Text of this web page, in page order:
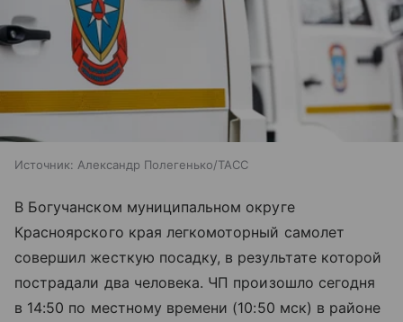
Источник: Александр Полегенько/ТАСС
В Богучанском муниципальном округе
Красноярского края легкомоторный самолет
совершил жесткую посадку, в результате которой
пострадали два человека. ЧП произошло сегодня
в 14:50 по местному времени (10:50 мск) в районе